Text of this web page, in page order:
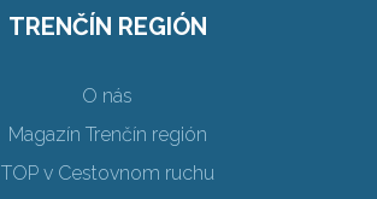
TRENČÍN REGIÓN
O nás
Magazín Trenčín región
TOP v Cestovnom ruchu